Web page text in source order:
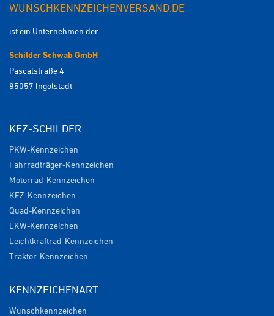
WUNSCHKENNZEICHENVERSAND.DE
ist ein Unternehmen der
Schilder Schwab GmbH
Pascalstraße 4
85057 Ingolstadt
KFZ-SCHILDER
PKW-Kennzeichen
Fahrradträger-Kennzeichen
Motorrad-Kennzeichen
KFZ-Kennzeichen
Quad-Kennzeichen
LKW-Kennzeichen
Leichtkraftrad-Kennzeichen
Traktor-Kennzeichen
KENNZEICHENART
Wunschkennzeichen